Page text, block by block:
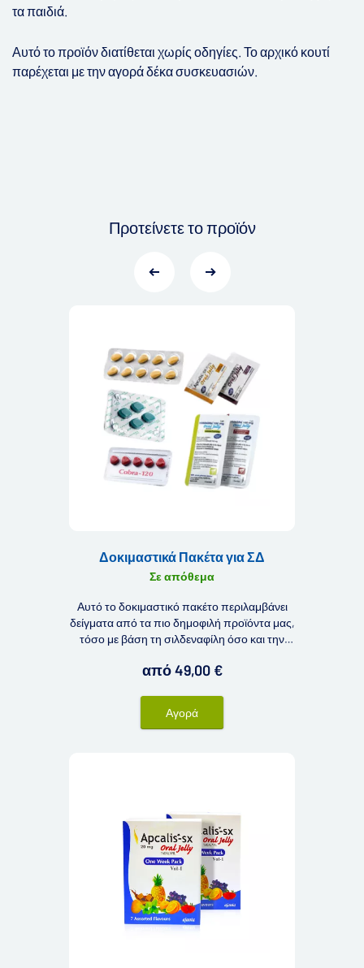
τα παιδιά.
Αυτό το προϊόν διατίθεται χωρίς οδηγίες. Το αρχικό κουτί
παρέχεται με την αγορά δέκα συσκευασιών.
Προτείνετε το προϊόν
Δοκιμαστικά Πακέτα για ΣΔ
Σε απόθεμα
Αυτό το δοκιμαστικό πακέτο περιλαμβάνει
δείγματα από τα πιο δημοφιλή προϊόντα μας,
τόσο με βάση τη σιλδεναφίλη όσο και την
από 49,00 €
Αγορά